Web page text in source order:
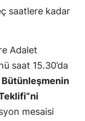
saatlere kadar
Adalet
saat 15.30’da
Bütünleşmenin
mesaisi